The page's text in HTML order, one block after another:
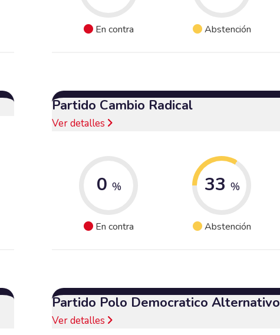
En contra Abstención
Partido Cambio Radical
Ver detalles
0 %
En contra
33 %
Abstención
Partido Polo Democratico Alternativo
Ver detalles